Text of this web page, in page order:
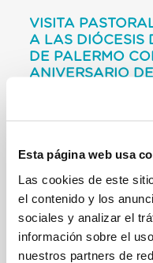
Esta página web usa
Las cookies de este
el contenido y los
sociales y analizar el
información sobre el
nuestros partners de
VISITA
A LAS DIÓCESIS
DE PALERMO
ANIVERSARIO
BEATO PINO
LOS FIELES
PIAZZA
[…] Su obispo acaba
Iglesia de Piazza
alegre esperanza, en
problemas que
territorio. No hay
Tienen un nombre: